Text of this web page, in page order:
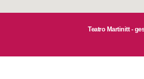
Teatro Martinitt -